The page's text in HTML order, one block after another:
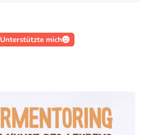
Unterstützte mich